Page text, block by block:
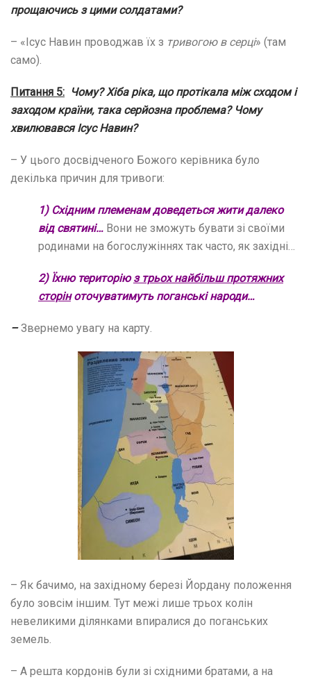
прощаючись з цими солдатами?
– «Ісус Навин проводжав їх з тривогою в серці» (там
само).
Питання 5: Чому? Хіба ріка, що протікала між сходом і
заходом країни, така серйозна проблема? Чому
хвилювався Ісус Навин?
– У цього досвідченого Божого керівника було
декілька причин для тривоги:
1) Східним племенам доведеться жити далеко
від святині… Вони не зможуть бувати зі своїми
родинами на богослужіннях так часто, як західні…
2) Їхню територіюз трьох найбільш протяжних
сторіноточуватимуть поганські народи…
–Звернемо увагу на карту.
– Як бачимо, на західному березі Йордану положення
було зовсім іншим. Тут межі лише трьох колін
невеликими ділянками впиралися до поганських
земель.
– А решта кордонів були зі східними братами, а на